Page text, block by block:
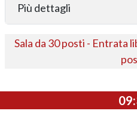
Più dettagli
Sala da 30 posti - Entrata